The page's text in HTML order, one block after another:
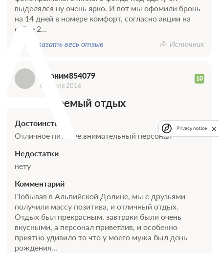
выделялся ну очень ярко. И вот мы офомили бронь
на 14 дней в номере комфорт, согласно акции на
сайте 2...
Показать весь отзыв
Источник
Аноним854079 10
08 июля 2016
Незабываемый отдых
Достоинства
Отличное питание.внимательный персонал
Недостатки
нету
Комментарий
Побывав в Альпийской Долине, мы с друзьями
получили массу позитива, и отличный отдых.
Отдых был прекрасным, завтраки были очень
вкусными, а персонал приветлив, и особенно
приятно удивило то что у моего мужа был день
рождения...
Privacy notice